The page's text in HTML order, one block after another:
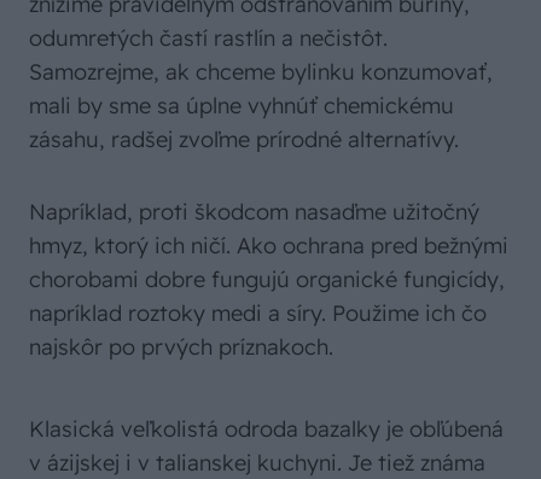
odumretých častí rastlín a nečistôt.
Samozrejme, ak chceme bylinku konzumovať,
mali by sme sa úplne vyhnúť chemickému
zásahu, radšej zvoľme prírodné alternatívy.
Napríklad, proti škodcom nasaďme užitočný
hmyz, ktorý ich ničí. Ako ochrana pred bežnými
chorobami dobre fungujú organické fungicídy,
napríklad roztoky medi a síry. Použime ich čo
najskôr po prvých príznakoch.
Klasická veľkolistá odroda bazalky je obľúbená
v ázijskej i v talianskej kuchyni. Je tiež známa